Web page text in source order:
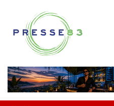
contenu
Presse 83